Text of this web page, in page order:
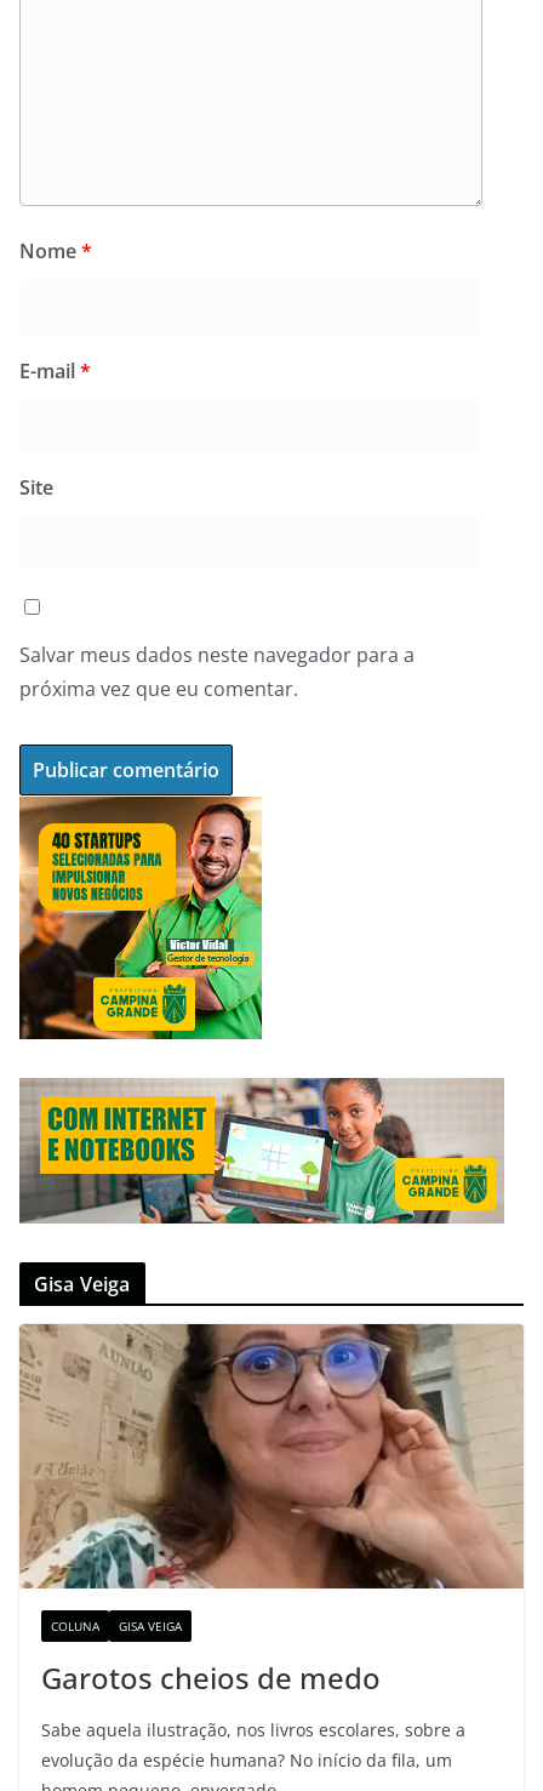
Nome*
E-mail*
Site
Salvar meus dados neste navegador para a
próxima vez que eu comentar.
Gisa Veiga
COLUNA GISA VEIGA
Garotos cheios de medo
Sabe aquela ilustração, nos livros escolares, sobre a
evolução da espécie humana? No início da fila, um